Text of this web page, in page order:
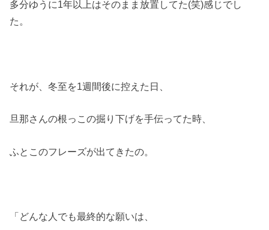
多分ゆうに1年以上はそのまま放置してた(笑)感じでし
た。
それが、冬至を1週間後に控えた日、
旦那さんの根っこの掘り下げを手伝ってた時、
ふとこのフレーズが出てきたの。
「どんな人でも最終的な願いは、